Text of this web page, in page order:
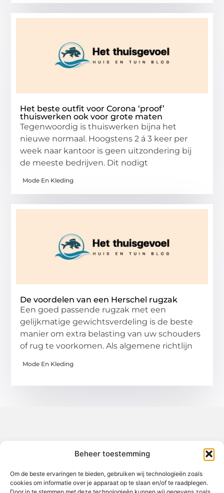
Beheer toestemming
Om de beste ervaringen te bieden, gebruiken wij technologieën zoals
cookies om informatie over je apparaat op te slaan en/of te raadplegen.
Het beste outfit voor Corona ‘proof’
thuiswerken ook voor grote maten
Tegenwoordig is thuiswerken bijna het
nieuwe normaal. Hoogstens 2 á 3 keer per
week naar kantoor is geen uitzondering bij
de meeste bedrijven. Dit nodigt
Mode En Kleding
De voordelen van een Herschel rugzak
Een goed passende rugzak met een
gelijkmatige gewichtsverdeling is de beste
manier om extra belasting van uw schouders
of rug te voorkomen. Als algemene richtlijn
Mode En Kleding
Jouw gids voor inspiratie en tips uit het dagelijks leven.
Ontdek een brede verzameling blogs en artikelen die je helpen
om het meeste uit elke dag te halen, met praktische adviezen
en verrassende inzichten.